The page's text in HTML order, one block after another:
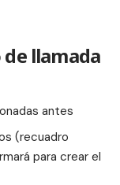
llamada
antes
(recuadro
para crear el